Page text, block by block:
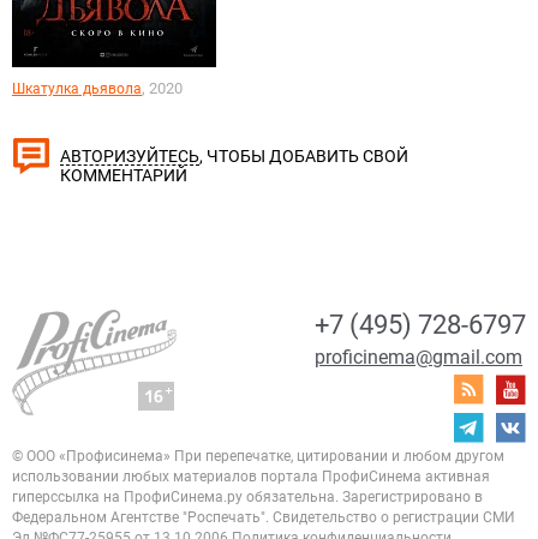
Шкатулка дьявола, 2020
АВТОРИЗУЙТЕСЬ, ЧТОБЫ ДОБАВИТЬ СВОЙ
КОММЕНТАРИЙ
+7 (495) 728-6797
proficinema@gmail.com
© ООО «Профисинема» При перепечатке, цитировании и любом другом
использовании любых материалов портала ПрофиСинема активная
гиперссылка на ПрофиСинема.ру обязательна. Зарегистрировано в
Федеральном Агентстве "Роспечать". Свидетельство о регистрации СМИ